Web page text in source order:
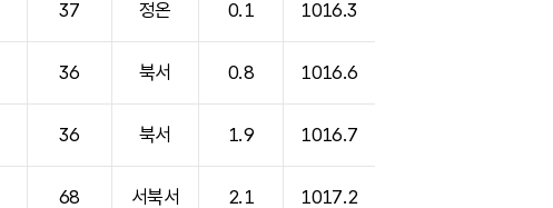
37 정온 0.1 1016.3
36 북서 0.8 1016.6
36 북서 1.9 1016.7
68 서북서 2.1 1017.2